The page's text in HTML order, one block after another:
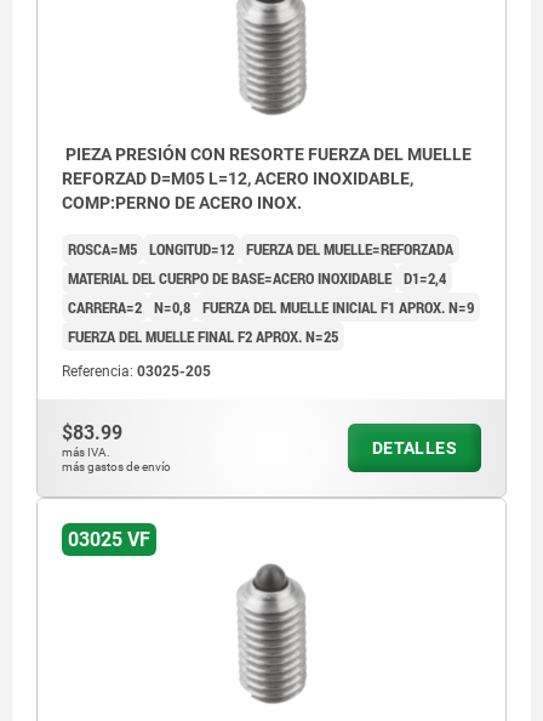
PIEZA PRESIÓN CON RESORTE FUERZA DEL MUELLE
REFORZAD D=M05 L=12, ACERO INOXIDABLE,
COMP:PERNO DE ACERO INOX.
ROSCA=M5 LONGITUD=12 FUERZA DEL MUELLE=REFORZADA
MATERIAL DEL CUERPO DE BASE=ACERO INOXIDABLE D1=2,4
CARRERA=2 N=0,8 FUERZA DEL MUELLE INICIAL F1 APROX. N=9
FUERZA DEL MUELLE FINAL F2 APROX. N=25
Referencia: 03025-205
$83.99
más IVA.
más gastos de envío
DETALLES
03025 VF